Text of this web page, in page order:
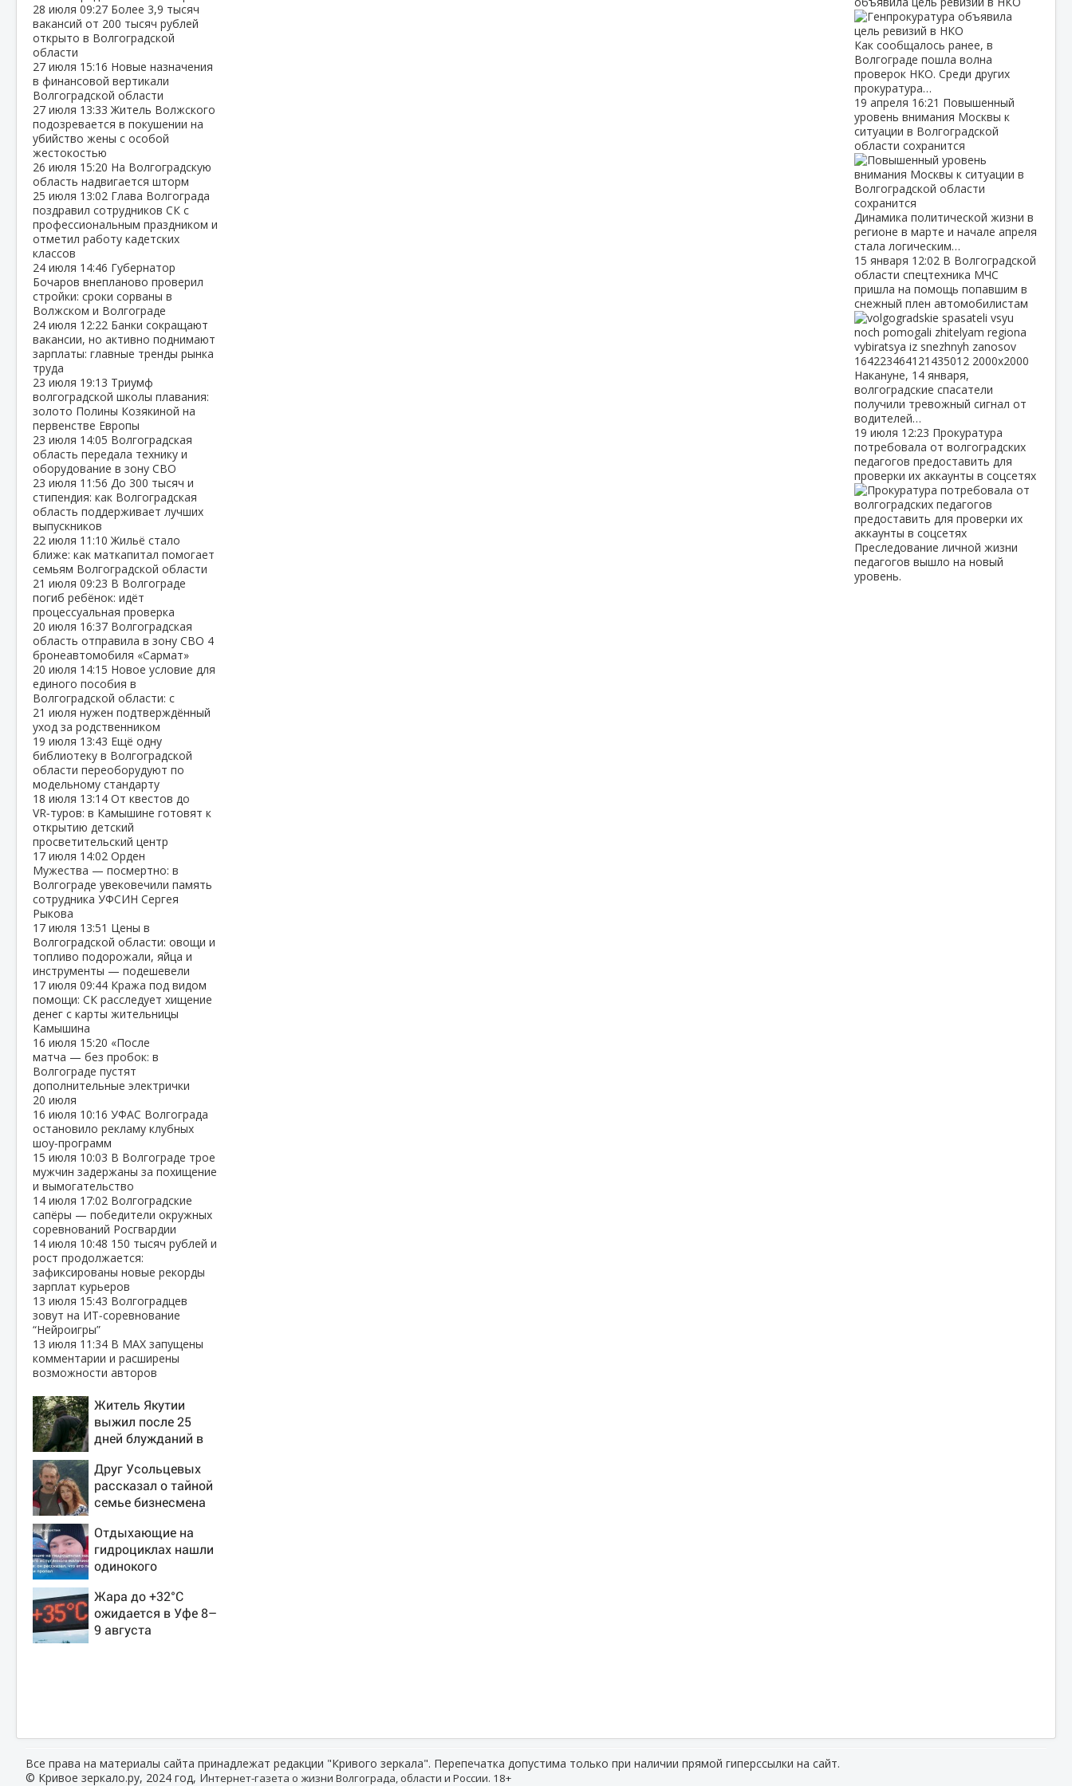
28 июля 09:27 Более 3,9 тысяч
вакансий от 200 тысяч рублей
открыто в Волгоградской
области
27 июля 15:16 Новые назначения
в финансовой вертикали
Волгоградской области
27 июля 13:33Житель Волжского
подозревается в покушении на
убийство жены с особой
жестокостью
26 июля 15:20 На Волгоградскую
область надвигается шторм
25 июля 13:02 Глава Волгограда
поздравил сотрудников СК с
профессиональным праздником и
отметил работу кадетских
классов
24 июля 14:46 Губернатор
Бочаров внепланово проверил
стройки: сроки сорваны в
Волжском и Волгограде
24 июля 12:22 Банки сокращают
вакансии, но активно поднимают
зарплаты: главные тренды рынка
труда
23 июля 19:13 Триумф
волгоградской школы плавания:
золото Полины Козякиной на
первенстве Европы
23 июля 14:05 Волгоградская
область передала технику и
оборудование в зону СВО
23 июля 11:56 До 300 тысяч и
стипендия: как Волгоградская
область поддерживает лучших
выпускников
22 июля 11:10Жильё стало
ближе: как маткапитал помогает
семьям Волгоградской области
21 июля 09:23 В Волгограде
погиб ребёнок: идёт
процессуальная проверка
20 июля 16:37 Волгоградская
область отправила в зону СВО 4
бронеавтомобиля «Сармат»
20 июля 14:15 Новое условие для
единого пособия в
Волгоградской области: с
21 июля нужен подтверждённый
уход за родственником
19 июля 13:43 Ещё одну
библиотеку в Волгоградской
области переоборудуют по
модельному стандарту
18 июля 13:14 От квестов до
VR‑туров: в Камышине готовят к
открытию детский
просветительский центр
17 июля 14:02 Орден
Мужества — посмертно: в
Волгограде увековечили память
сотрудника УФСИН Сергея
Рыкова
17 июля 13:51 Цены в
Волгоградской области: овощи и
топливо подорожали, яйца и
инструменты — подешевели
17 июля 09:44 Кража под видом
помощи: СК расследует хищение
денег с карты жительницы
Камышина
16 июля 15:20 «После
матча — без пробок: в
Волгограде пустят
дополнительные электрички
20 июля
16 июля 10:16 УФАС Волгограда
остановило рекламу клубных
шоу‑программ
15 июля 10:03 В Волгограде трое
мужчин задержаны за похищение
и вымогательство
14 июля 17:02 Волгоградские
сапёры — победители окружных
соревнований Росгвардии
14 июля 10:48 150 тысяч рублей и
рост продолжается:
зафиксированы новые рекорды
зарплат курьеров
13 июля 15:43 Волгоградцев
зовут на ИТ‑соревнование
“Нейроигры”
13 июля 11:34 В МАХ запущены
комментарии и расширены
возможности авторов
Житель Якутии
выжил после 25
дней блужданий в
Друг Усольцевых
рассказал о тайной
семье бизнесмена
Отдыхающие на
гидроциклах нашли
одинокого
мальчика на лодке:
он рассказал, что
его папа нырнул и
Жара до +32°C
ожидается в Уфе 8–
9 августа
Как сообщалось ранее, в
Волгограде пошла волна
проверок НКО. Среди других
прокуратура…
19 апреля 16:21 Повышенный
уровень внимания Москвы к
ситуации в Волгоградской
области сохранится
Динамика политической жизни в
регионе в марте и начале апреля
стала логическим…
15 января 12:02 В Волгоградской
области спецтехника МЧС
пришла на помощь попавшим в
снежный плен автомобилистам
Накануне, 14 января,
волгоградские спасатели
получили тревожный сигнал от
водителей…
19 июля 12:23 Прокуратура
потребовала от волгоградских
педагогов предоставить для
проверки их аккаунты в соцсетях
Преследование личной жизни
педагогов вышло на новый
уровень.
Все права на материалы сайта принадлежат редакции "Кривого зеркала". Перепечатка допустима только при наличии прямой гиперссылки на сайт.
© Кривое зеркало.ру, 2024 год, Интернет-газета о жизни Волгограда, области и России. 18+